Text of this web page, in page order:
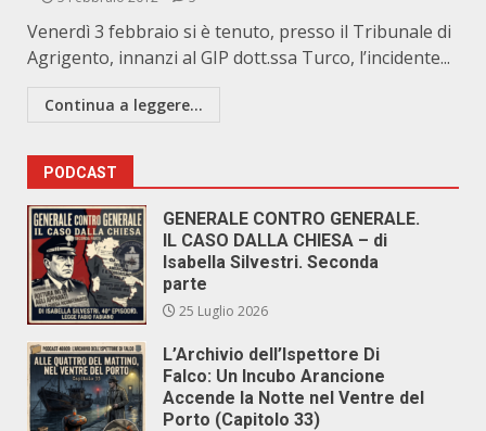
Venerdì 3 febbraio si è tenuto, presso il Tribunale di
Agrigento, innanzi al GIP dott.ssa Turco, l’incidente...
Continua a leggere...
PODCAST
GENERALE CONTRO GENERALE.
IL CASO DALLA CHIESA – di
Isabella Silvestri. Seconda
parte
25 Luglio 2026
L’Archivio dell’Ispettore Di
Falco: Un Incubo Arancione
Accende la Notte nel Ventre del
Porto (Capitolo 33)